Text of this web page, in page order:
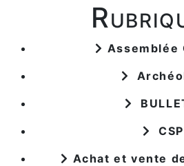
Assemblée
Achat et vente